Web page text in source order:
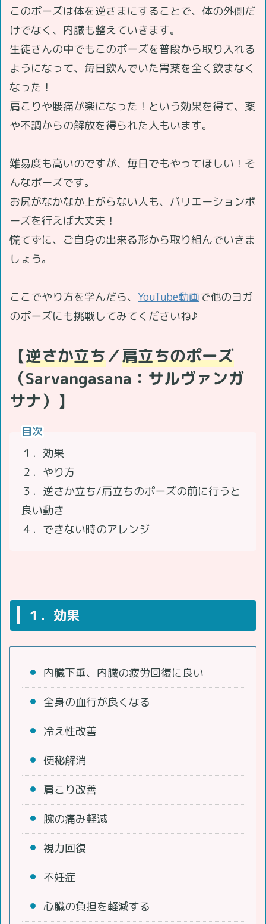
このポーズは体を逆さまにすることで、体の外側だ
けでなく、内臓も整えていきます。
生徒さんの中でもこのポーズを普段から取り入れる
ようになって、毎日飲んでいた胃薬を全く飲まなく
なった！
肩こりや腰痛が楽になった！という効果を得て、薬
や不調からの解放を得られた人もいます。
難易度も高いのですが、毎日でもやってほしい！そ
んなポーズです。
お尻がなかなか上がらない人も、バリエーションポ
ーズを行えば大丈夫！
慌てずに、ご自身の出来る形から取り組んでいきま
しょう。
ここでやり方を学んだら、 YouTube動画で他のヨガ
のポーズにも挑戦してみてくださいね♪
【逆さか立ち／肩立ちのポーズ
（Sarvangasana：サルヴァンガ
サナ）】
目次
１．効果
２．やり方
３．逆さか立ち/肩立ちのポーズの前に行うと
良い動き
４．できない時のアレンジ
１．効果
内臓下垂、内臓の疲労回復に良い
全身の血行が良くなる
冷え性改善
便秘解消
肩こり改善
腕の痛み軽減
視力回復
不妊症
心臓の負担を軽減する